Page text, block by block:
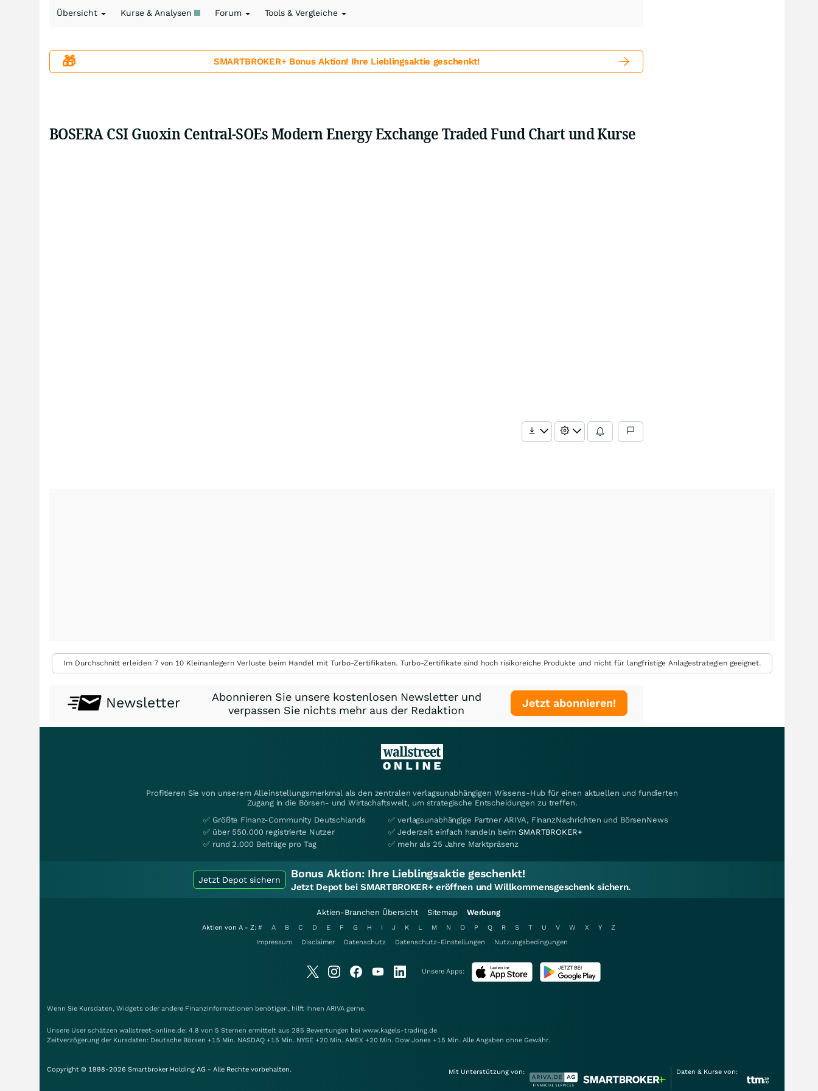
Übersicht Kurse & Analysen Forum Tools & Vergleiche
🎁 SMARTBROKER+ Bonus Aktion! Ihre Lieblingsaktie geschenkt!
BOSERA CSI Guoxin Central-SOEs Modern Energy Exchange Traded Fund Chart und Kurse
Im Durchschnitt erleiden 7 von 10 Kleinanlegern Verluste beim Handel mit Turbo-Zertifikaten. Turbo-Zertifikate sind hoch risikoreiche Produkte und nicht für langfristige Anlagestrategien geeignet.
Newsletter
Abonnieren Sie unsere kostenlosen Newsletter und
verpassen Sie nichts mehr aus der Redaktion
Jetzt abonnieren!
Profitieren Sie von unserem Alleinstellungsmerkmal als den zentralen verlagsunabhängigen Wissens-Hub für einen aktuellen und fundierten
Zugang in die Börsen- und Wirtschaftswelt, um strategische Entscheidungen zu treffen.
✅ Größte Finanz-Community Deutschlands
✅ über 550.000 registrierte Nutzer
✅ rund 2.000 Beiträge pro Tag
✅ verlagsunabhängige Partner ARIVA, FinanzNachrichten und BörsenNews
✅ Jederzeit einfach handeln beimSMARTBROKER+
✅ mehr als 25 Jahre Marktpräsenz
Jetzt Depot sichern Bonus Aktion: Ihre Lieblingsaktie geschenkt!
Jetzt Depot bei SMARTBROKER+ eröffnen und Willkommensgeschenk sichern.
Aktien-Branchen Übersicht Sitemap Werbung
Aktien von A - Z: # A B C D E F G H I J K L M N O P Q R S T U V W X Y
Z
Impressum
Disclaimer Datenschutz Datenschutz-Einstellungen Nutzungsbedingungen
Unsere Apps:
Wenn Sie Kursdaten, Widgets oder andere Finanzinformationen benötigen, hilft Ihnen ARIVA gerne.
Unsere User schätzen wallstreet-online.de: 4.8 von 5 Sternen ermittelt aus 285 Bewertungen bei www.kagels-trading.de
Zeitverzögerung der Kursdaten: Deutsche Börsen +15 Min. NASDAQ +15 Min. NYSE +20 Min. AMEX +20 Min. Dow Jones +15 Min. Alle Angaben ohne Gewähr.
Copyright © 1998-2026 Smartbroker Holding AG - Alle Rechte vorbehalten. Mit Unterstützung von: Daten & Kurse von: